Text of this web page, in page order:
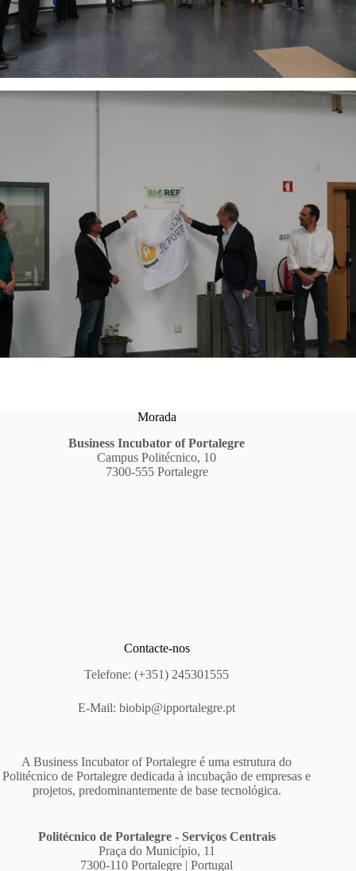
Morada
Business Incubator of Portalegre
Campus Politécnico, 10
7300-555 Portalegre
Contacte-nos
Telefone: (+351) 245301555
E-Mail:biobip@ipportalegre.pt
A Business Incubator of Portalegre é uma estrutura do
Politécnico de Portalegre dedicada à incubação de empresas e
projetos, predominantemente de base tecnológica.
Politécnico de Portalegre - Serviços Centrais
Praça do Município, 11
7300-110 Portalegre | Portugal